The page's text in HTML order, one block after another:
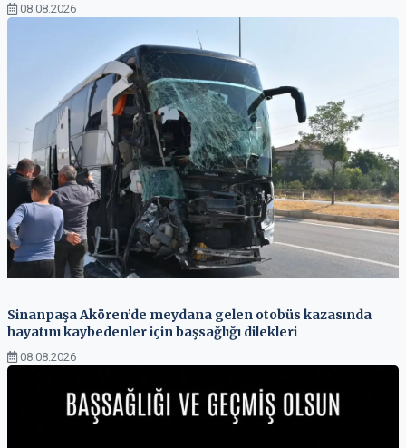
08.08.2026
Sinanpaşa Akören’de meydana gelen otobüs kazasında
hayatını kaybedenler için başsağlığı dilekleri
08.08.2026